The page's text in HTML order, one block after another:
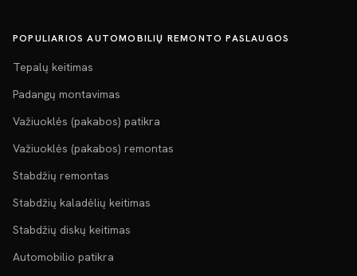
POPULIARIOS AUTOMOBILIŲ REMONTO PASLAUGOS
Tepalų keitimas
Padangų montavimas
Važiuoklės (pakabos) patikra
Važiuoklės (pakabos) remontas
Stabdžių remontas
Stabdžių kaladėlių keitimas
Stabdžių diskų keitimas
Automobilio patikra